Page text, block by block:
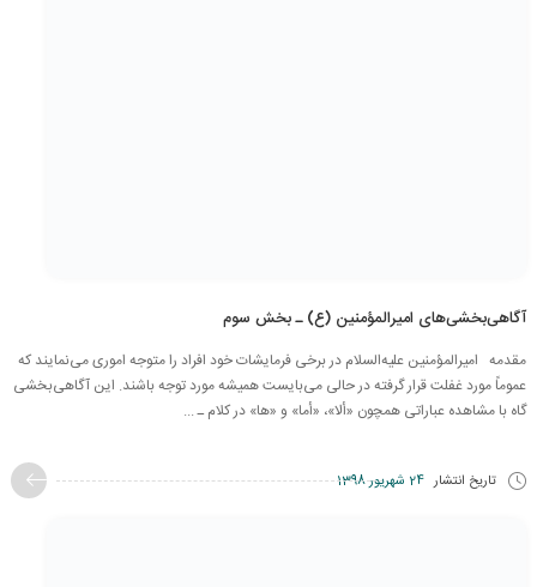
آگاهی‌بخشی‌های امیرالمؤمنین (ع) ـ بخش سوم
مقدمه امیرالمؤمنین علیه‌السلام در برخی فرمایشات خود افراد را متوجه اموری می‌نمایند که
عموماً مورد غفلت قرار گرفته در حالی می‌بایست همیشه مورد توجه باشند. این آگاهی‌بخشی
گاه با مشاهده عباراتی همچون «ألا»، «أما» و «ها» در کلام ـ ...
تاریخ انتشار 24 شهریور 1398